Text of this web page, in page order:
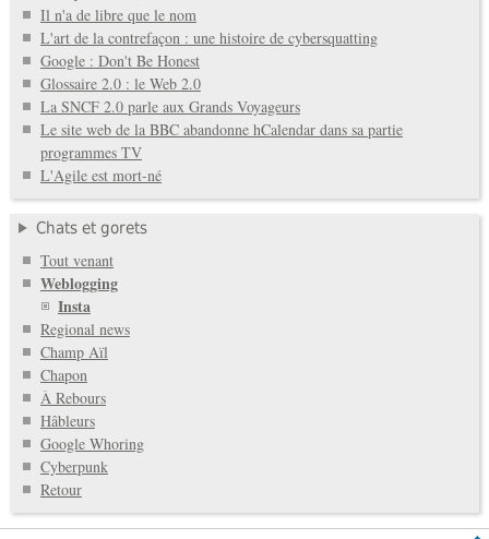
Il n'a de libre que le nom
L'art de la contrefaçon : une histoire de cybersquatting
Google : Don't Be Honest
Glossaire 2.0 : le Web 2.0
La SNCF 2.0 parle aux Grands Voyageurs
Le site web de la BBC abandonne hCalendar dans sa partie
programmes TV
L'Agile est mort-né
Chats et gorets
Tout venant
Weblogging
Insta
Regional news
Champ Aïl
Chapon
À Rebours
Hâbleurs
Google Whoring
Cyberpunk
Retour